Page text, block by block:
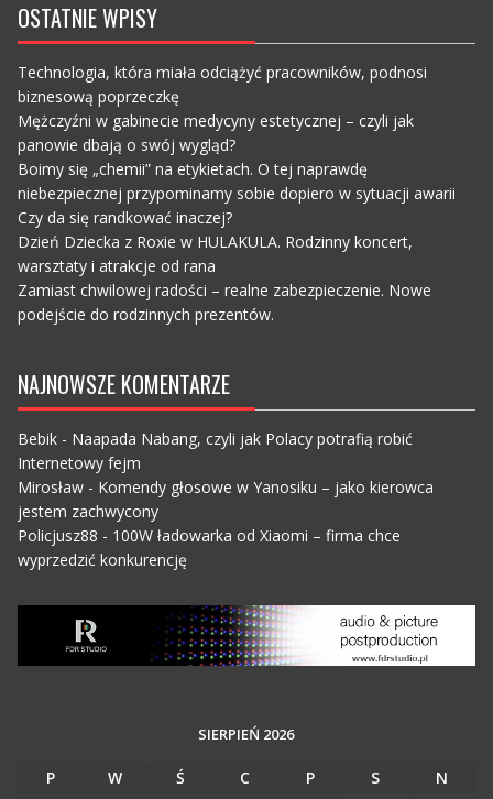
OSTATNIE WPISY
Technologia, która miała odciążyć pracowników, podnosi
biznesową poprzeczkę
Mężczyźni w gabinecie medycyny estetycznej – czyli jak
panowie dbają o swój wygląd?
Boimy się „chemii” na etykietach. O tej naprawdę
niebezpiecznej przypominamy sobie dopiero w sytuacji awarii
Czy da się randkować inaczej?
Dzień Dziecka z Roxie w HULAKULA. Rodzinny koncert,
warsztaty i atrakcje od rana
Zamiast chwilowej radości – realne zabezpieczenie. Nowe
podejście do rodzinnych prezentów.
NAJNOWSZE KOMENTARZE
Bebik- Naapada Nabang, czyli jak Polacy potrafią robić
Internetowy fejm
Mirosław- Komendy głosowe w Yanosiku – jako kierowca
jestem zachwycony
Policjusz88 - 100W ładowarka od Xiaomi – firma chce
wyprzedzić konkurencję
SIERPIEŃ 2026
P W Ś C P S
N